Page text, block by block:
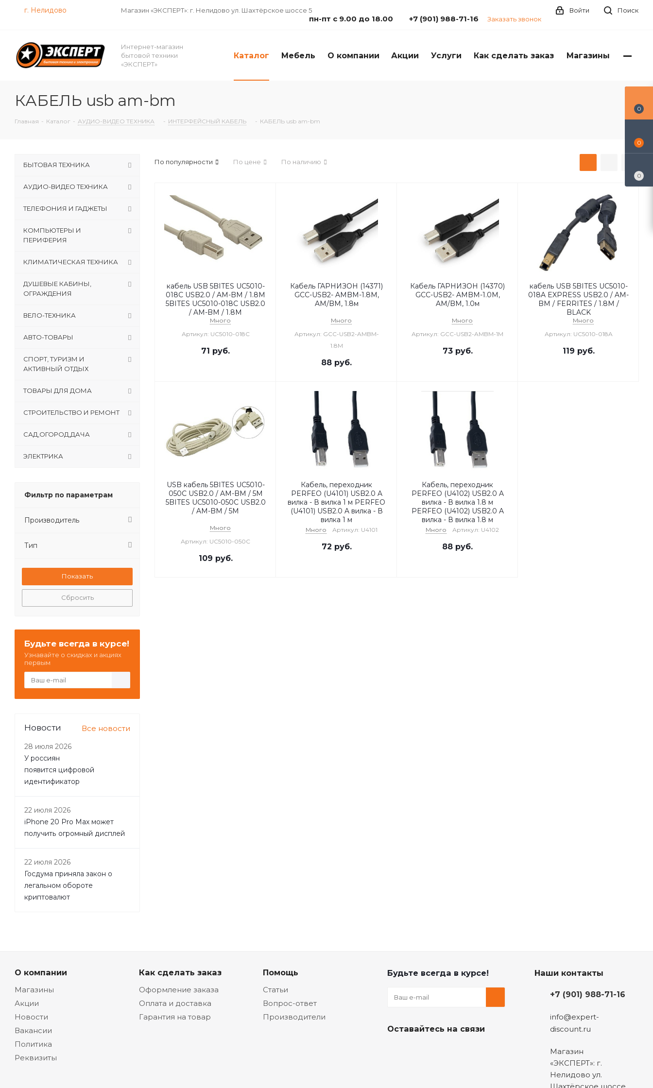
г. Нелидово Магазин «ЭКСПЕРТ»: г. Нелидово ул. Шахтёрское шоссе 5 Поиск
Войти
пн-пт с 9.00 до 18.00 +7 (901) 988-71-16 Заказать звонок
Интернет-магазин
бытовой техники
«ЭКСПЕРТ»
Каталог Мебель О компании Акции Услуги Как сделать заказ Магазины
КАБЕЛЬ usb am-bm
Главная - Каталог - АУДИО-ВИДЕО ТЕХНИКА - ИНТЕРФЕЙСНЫЙ КАБЕЛЬ - КАБЕЛЬ usb am-bm
По популярности По цене По наличию
кабель USB 5BITES UC5010-
018C USB2.0 / AM-BM / 1.8M
5BITES UC5010-018C USB2.0
/ AM-BM / 1.8M
Много
Артикул: UC5010-018C
71 руб.
Кабель ГАРНИЗОН (14371)
GCC-USB2- AMBM-1.8M,
AM/BM, 1.8м
Много
Артикул: GCC-USB2-AMBM-
1.8M
88 руб.
Кабель ГАРНИЗОН (14370)
GCC-USB2- AMBM-1.0M,
AM/BM, 1.0м
Много
Артикул: GCC-USB2-AMBM-1M
73руб.
кабель USB 5BITES UC5010-
018A EXPRESS USB2.0 / AM-
BM / FERRITES / 1.8M /
BLACK
Много
Артикул: UC5010-018A
119 руб.
USB кабель 5BITES UC5010-
050C USB2.0 / AM-BM / 5M
5BITES UC5010-050C USB2.0
/ AM-BM / 5M
Много
Артикул: UC5010-050C
109 руб.
Кабель, переходник
PERFEO (U4101) USB2.0 A
вилка - В вилка 1 м PERFEO
(U4101) USB2.0 A вилка - В
вилка 1 м
Много Артикул: U4101
72 руб.
Кабель, переходник
PERFEO (U4102) USB2.0 A
вилка - В вилка 1.8 м
PERFEO (U4102) USB2.0 A
вилка - В вилка 1.8 м
Много Артикул: U4102
88 руб.
БЫТОВАЯ ТЕХНИКА
АУДИО-ВИДЕО ТЕХНИКА
ТЕЛЕФОНИЯ И ГАДЖЕТЫ
КОМПЬЮТЕРЫ И
ПЕРИФЕРИЯ
КЛИМАТИЧЕСКАЯ ТЕХНИКА
ДУШЕВЫЕ КАБИНЫ,
ОГРАЖДЕНИЯ
ВЕЛО-ТЕХНИКА
АВТО-ТОВАРЫ
СПОРТ, ТУРИЗМ И
АКТИВНЫЙ ОТДЫХ
ТОВАРЫ ДЛЯ ДОМА
СТРОИТЕЛЬСТВО И РЕМОНТ
САД,ОГОРОД,ДАЧА
ЭЛЕКТРИКА
Фильтр по параметрам
Производитель
Тип
Сбросить
Будьте всегда в курсе!
Узнавайте о скидках и акциях
первым
Новости Все новости
28 июля 2026
У россиян
появится цифровой
идентификатор
22 июля 2026
iPhone 20 Pro Max может
получить огромный дисплей
22 июля 2026
Госдума приняла закон о
легальном обороте
криптовалют
О компании
Магазины
Акции
Новости
Вакансии
Политика
Реквизиты
Как сделать заказ
Оформление заказа
Оплата и доставка
Гарантия на товар
Помощь
Статьи
Вопрос-ответ
Производители
Будьте всегда в курсе!
Оставайтесь на связи
Наши контакты
+7 (901) 988-71-16
info@expert-
discount.ru
Магазин
«ЭКСПЕРТ»: г.
Нелидово ул.
0
0
0